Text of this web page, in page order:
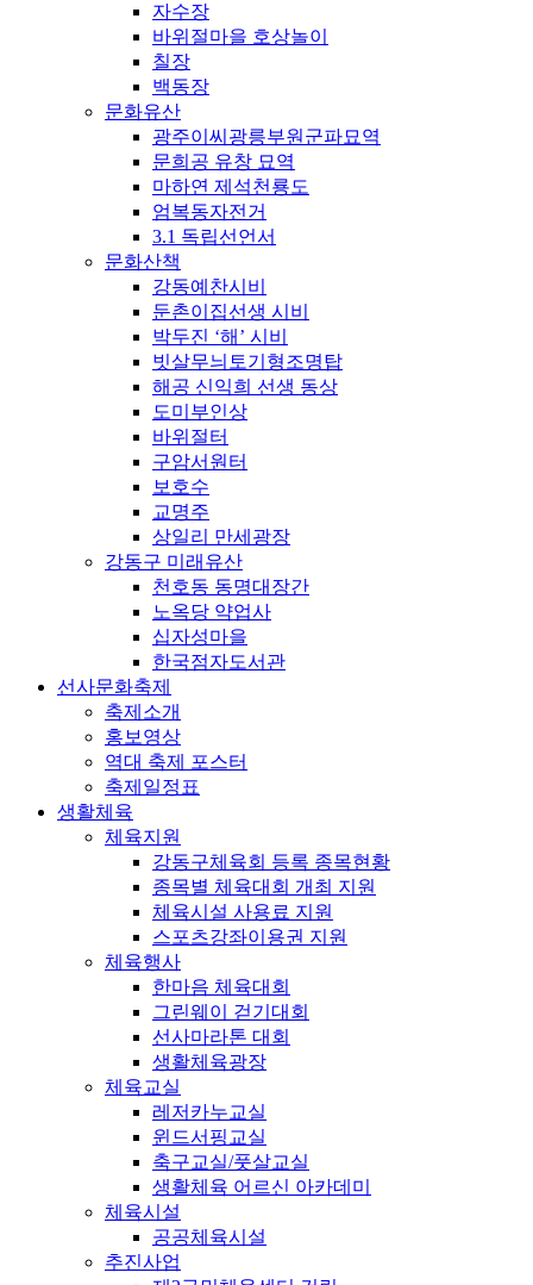
자수장
바위절마을 호상놀이
칠장
백동장
문화유산
광주이씨광릉부원군파묘역
문희공 유창 묘역
마하연 제석천룡도
엄복동자전거
3.1 독립선언서
문화산책
강동예찬시비
둔촌이집선생 시비
박두진 ‘해’ 시비
빗살무늬토기형조명탑
해공 신익희 선생 동상
도미부인상
바위절터
구암서원터
보호수
교명주
상일리 만세광장
강동구 미래유산
천호동 동명대장간
노옥당 약업사
십자성마을
한국점자도서관
선사문화축제
축제소개
홍보영상
역대 축제 포스터
축제일정표
생활체육
체육지원
강동구체육회 등록 종목현황
종목별 체육대회 개최 지원
체육시설 사용료 지원
스포츠강좌이용권 지원
체육행사
한마음 체육대회
그린웨이 걷기대회
선사마라톤 대회
생활체육광장
체육교실
레저카누교실
윈드서핑교실
축구교실/풋살교실
생활체육 어르신 아카데미
체육시설
공공체육시설
추진사업